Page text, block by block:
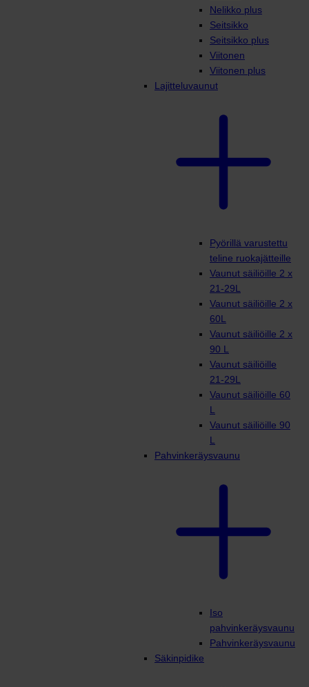
Nelikko plus
Seitsikko
Seitsikko plus
Viitonen
Viitonen plus
Lajitteluvaunut
Pyörillä varustettu
teline ruokajätteille
Vaunut säiliöille 2 x
21-29L
Vaunut säiliöille 2 x
60L
Vaunut säiliöille 2 x
90 L
Vaunut säiliöille
21-29L
Vaunut säiliöille 60
L
Vaunut säiliöille 90
L
Pahvinkeräysvaunu
Iso
pahvinkeräysvaunu
Pahvinkeräysvaunu
Säkinpidike